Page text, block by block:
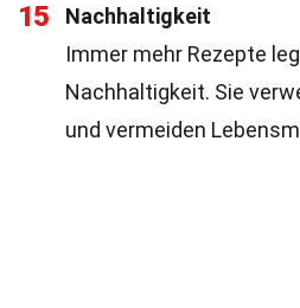
15
Nachhaltigkeit
Immer mehr Rezepte
Nachhaltigkeit. Sie
und vermeiden